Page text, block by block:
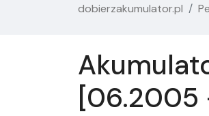
dobierzakumulator.pl
[06.2005